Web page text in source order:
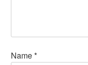
Name*